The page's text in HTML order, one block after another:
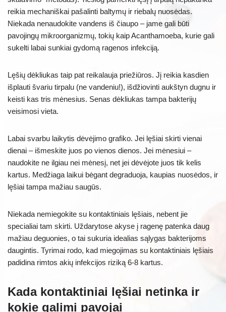
reikia mechaniškai pašalinti baltymų ir riebalų nuosėdas.
Niekada nenaudokite vandens iš čiaupo – jame gali būti
pavojingų mikroorganizmų, tokių kaip Acanthamoeba, kurie gali
sukelti labai sunkiai gydomą ragenos infekciją.
Lęšių dėkliukas taip pat reikalauja priežiūros. Jį reikia kasdien
išplauti švariu tirpalu (ne vandeniu!), išdžiovinti aukštyn dugnu ir
keisti kas tris mėnesius. Senas dėkliukas tampa bakterijų
veisimosi vieta.
Labai svarbu laikytis dėvėjimo grafiko. Jei lęšiai skirti vienai
dienai – išmeskite juos po vienos dienos. Jei mėnesiui –
naudokite ne ilgiau nei mėnesį, net jei dėvėjote juos tik kelis
kartus. Medžiaga laikui bėgant degraduoja, kaupias nuosėdos, ir
lęšiai tampa mažiau saugūs.
Niekada nemiegokite su kontaktiniais lęšiais, nebent jie
specialiai tam skirti. Uždarytose akyse į ragenę patenka daug
mažiau deguonies, o tai sukuria idealias sąlygas bakterijoms
daugintis. Tyrimai rodo, kad miegojimas su kontaktiniais lęšiais
padidina rimtos akių infekcijos riziką 6-8 kartus.
Kada kontaktiniai lęšiai netinka ir
kokie galimi pavojai